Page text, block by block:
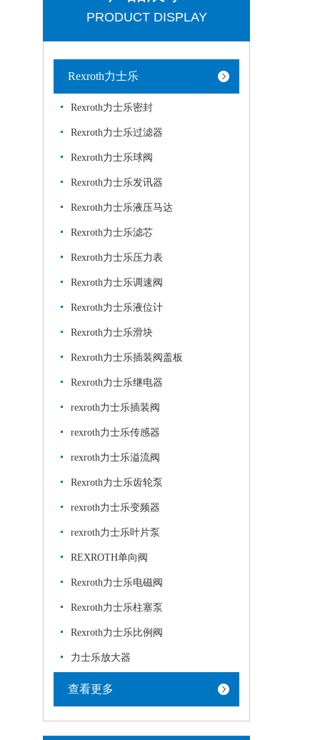
PRODUCT DISPLAY
Rexroth力士乐
Rexroth力士乐密封
Rexroth力士乐过滤器
Rexroth力士乐球阀
Rexroth力士乐发讯器
Rexroth力士乐液压马达
Rexroth力士乐滤芯
Rexroth力士乐压力表
Rexroth力士乐调速阀
Rexroth力士乐液位计
Rexroth力士乐滑块
Rexroth力士乐插装阀盖板
Rexroth力士乐继电器
rexroth力士乐插装阀
rexroth力士乐传感器
rexroth力士乐溢流阀
Rexroth力士乐齿轮泵
rexroth力士乐变频器
rexroth力士乐叶片泵
REXROTH单向阀
Rexroth力士乐电磁阀
Rexroth力士乐柱塞泵
Rexroth力士乐比例阀
力士乐放大器
查看更多